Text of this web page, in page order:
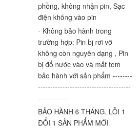
phồng, không nhận pin, Sạc
điện không vào pin
- Không bảo hành trong
trường hợp: Pin bị rơi vỡ
không còn nguyên dạng , Pin
bị đổ nước vào và mất tem
bảo hành với sản phẩm --------
--------------------------------------
------------
BẢO HÀNH 6 THÁNG, LỖI 1
ĐỔI 1 SẢN PHẨM MỚI